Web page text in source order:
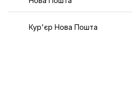
Кур'єр Нова Пошта